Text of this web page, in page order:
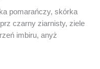
pomarańczy, skórka
czarny ziarnisty, ziele
imbiru, anyż